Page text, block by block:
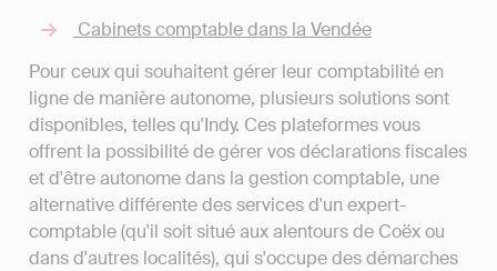
Cabinets comptable dans la Vendée
Pour ceux qui souhaitent gérer leur comptabilité en
ligne de manière autonome, plusieurs solutions sont
disponibles, telles qu'Indy. Ces plateformes vous
offrent la possibilité de gérer vos déclarations fiscales
et d'être autonome dans la gestion comptable, une
alternative différente des services d'un expert-
comptable (qu'il soit situé aux alentours de Coëx ou
dans d'autres localités), qui s'occupe des démarches